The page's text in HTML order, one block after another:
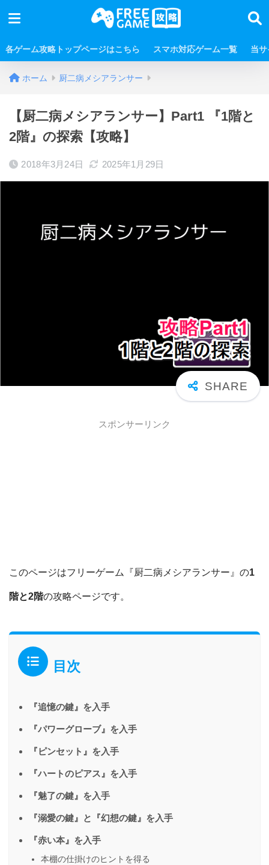
各ゲーム攻略トップページはこちら スマホ対応ゲーム一覧 当
ホーム 厨二病メシアランサー
【厨二病メシアランサー】Part1 『1階と
2階』の探索【攻略】
2018年3月24日 2025年1月29日
スポンサーリンク
このページはフリーゲーム『厨二病メシアランサー』の1
階と2階の攻略ページです。
目次
『追憶の鍵』を入手
『パワーグローブ』を入手
『ピンセット』を入手
『ハートのピアス』を入手
『魅了の鍵』を入手
『溺愛の鍵』と『幻想の鍵』を入手
『赤い本』を入手
本棚の仕掛けのヒントを得る